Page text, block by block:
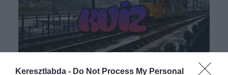
Keresztlabda - Do Not Process My Personal